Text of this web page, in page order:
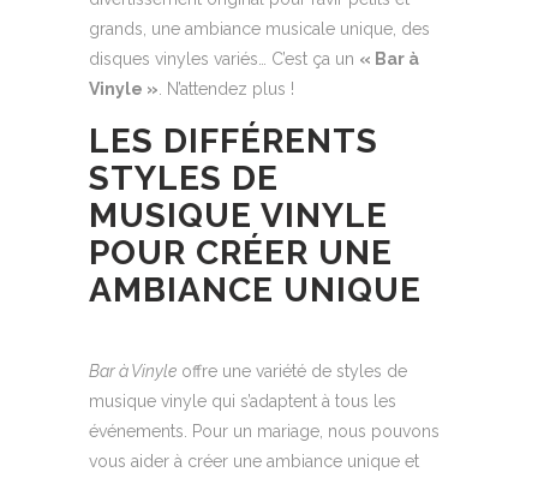
grands, une ambiance musicale unique, des
disques vinyles variés… C’est ça un « Bar à
Vinyle » . N’attendez plus !
LES DIFFÉRENTS
STYLES DE
MUSIQUE VINYLE
POUR CRÉER UNE
AMBIANCE UNIQUE
Bar à Vinyle offre une variété de styles de
musique vinyle qui s’adaptent à tous les
événements. Pour un mariage, nous pouvons
vous aider à créer une ambiance unique et